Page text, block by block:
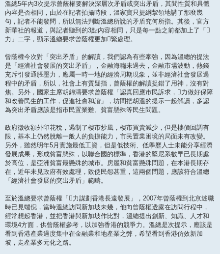
溫總5年內3次提示曾蔭權要解決深層次矛盾或突出矛盾，其間性質和具體
內容是否相同，由於在記者拍攝時段，溫家寶只提綱挈領地講了那麼幾
句，記者不能發問，所以無法判斷溫總所說的矛盾究何所指。其後，官方
新華社的報道，與記者聽到的3點內容相同，只是每一點之前都加上了「
力」二字，顯示溫總要求曾蔭權更加緊處理。
曾蔭權今次對「突出矛盾」的解讀，我們認為有些牽強，因為溫總的提法
是「經濟社會發展的突出矛盾」，金融海嘯未過去，金融市場波動，熱錢
充斥引發通脹壓力，應屬一時一地的經濟周期現象，並非經濟社會發展過
程中的矛盾，所以，社會上有質疑指，曾蔭權的解讀捉錯了用神，沒有對
焦。另外，國家主席胡錦濤要求曾蔭權「認真回應市民訴求，力做好保障
和改善民生的工作，促進社會和諧」，坊間把胡溫的提示一起解讀，多認
為突出矛盾應該是指市民置業難、貧富懸殊等民生問題。
政府徵收額外印花稅，遏制了樓市炒風，樓市買賣減少，但是樓價回調有
限，基本上仍然脫離一般人的負擔能力，市民置業困境的局面未有改變。
另外，雖然明年5月實施最低工資，但是低技術、低學歷人士未能分享經濟
發展成果，形成貧富懸殊，以聯合國的標準，香港的堅尼系數早已長期處
於高位，是亞洲貧富最懸殊的城市。房屋和貧富懸殊問題，在本港長期存
在，近年未見政府有效處理，致使民怨甚重，這兩個問題，應該符合溫總
「經濟社會發展的突出矛盾」範疇。
至於溫總要求曾蔭權「力謀劃香港長遠發展」，2007年曾蔭權到北京述職
時已見端倪，當時溫總訪問新加坡未幾，他向曾蔭權透露在訪問行程中，
經常想起香港，並把香港與新加坡作比對，溫總提出創新、知識、人才和
環境4方面，供曾蔭權參考，以加強香港的競爭力。溫總是次提示，應該是
看到香港產業過度集中在金融業和地產業之弊，希望看到香港仿效新加
坡，走產業多元化之路。